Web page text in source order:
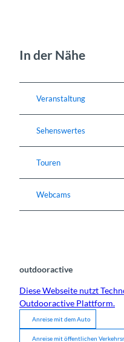
In der Nähe
Veranstaltung
Sehenswertes
Touren
Webcams
outdooractive
Diese Webseite nutzt
Outdooractive Plattform.
Anreise mit dem Auto
Anreise mit öffentlichen